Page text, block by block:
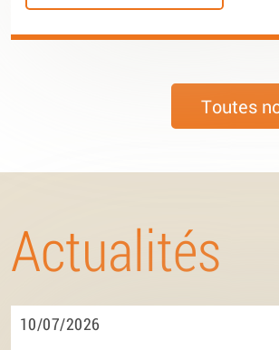
Toutes
Actualités
10/07/2026